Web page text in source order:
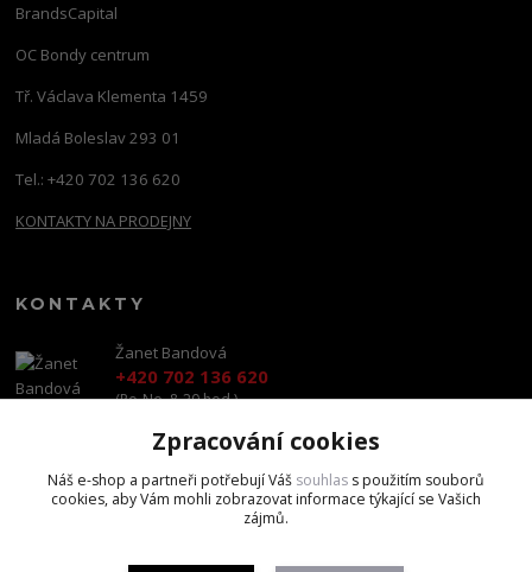
BrandsCapital
OC Bondy centrum
Tř. Václava Klementa 1459
Mladá Boleslav 293 01
Tel.: +420 702 136 620
KONTAKTY NA PRODEJNY
KONTAKTY
Žanet Bandová
+420 702 136 620
(Po-Ne, 8-20 hod.)
shop@brandscapital.cz
Zpracování cookies
Náš e-shop a partneři potřebují Váš souhlas s použitím souborů
cookies, aby Vám mohli zobrazovat informace týkající se Vašich
zájmů.